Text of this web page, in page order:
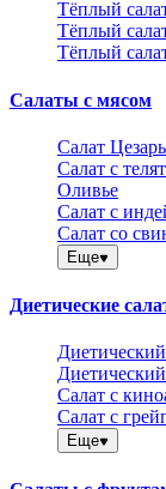
Тёплый
Тёплый
Тёплый
Салаты с мясом
Салат
Салат с
Оливье
Салат с
Салат со
Еще
Диетические
Салат с
Салат с
Еще